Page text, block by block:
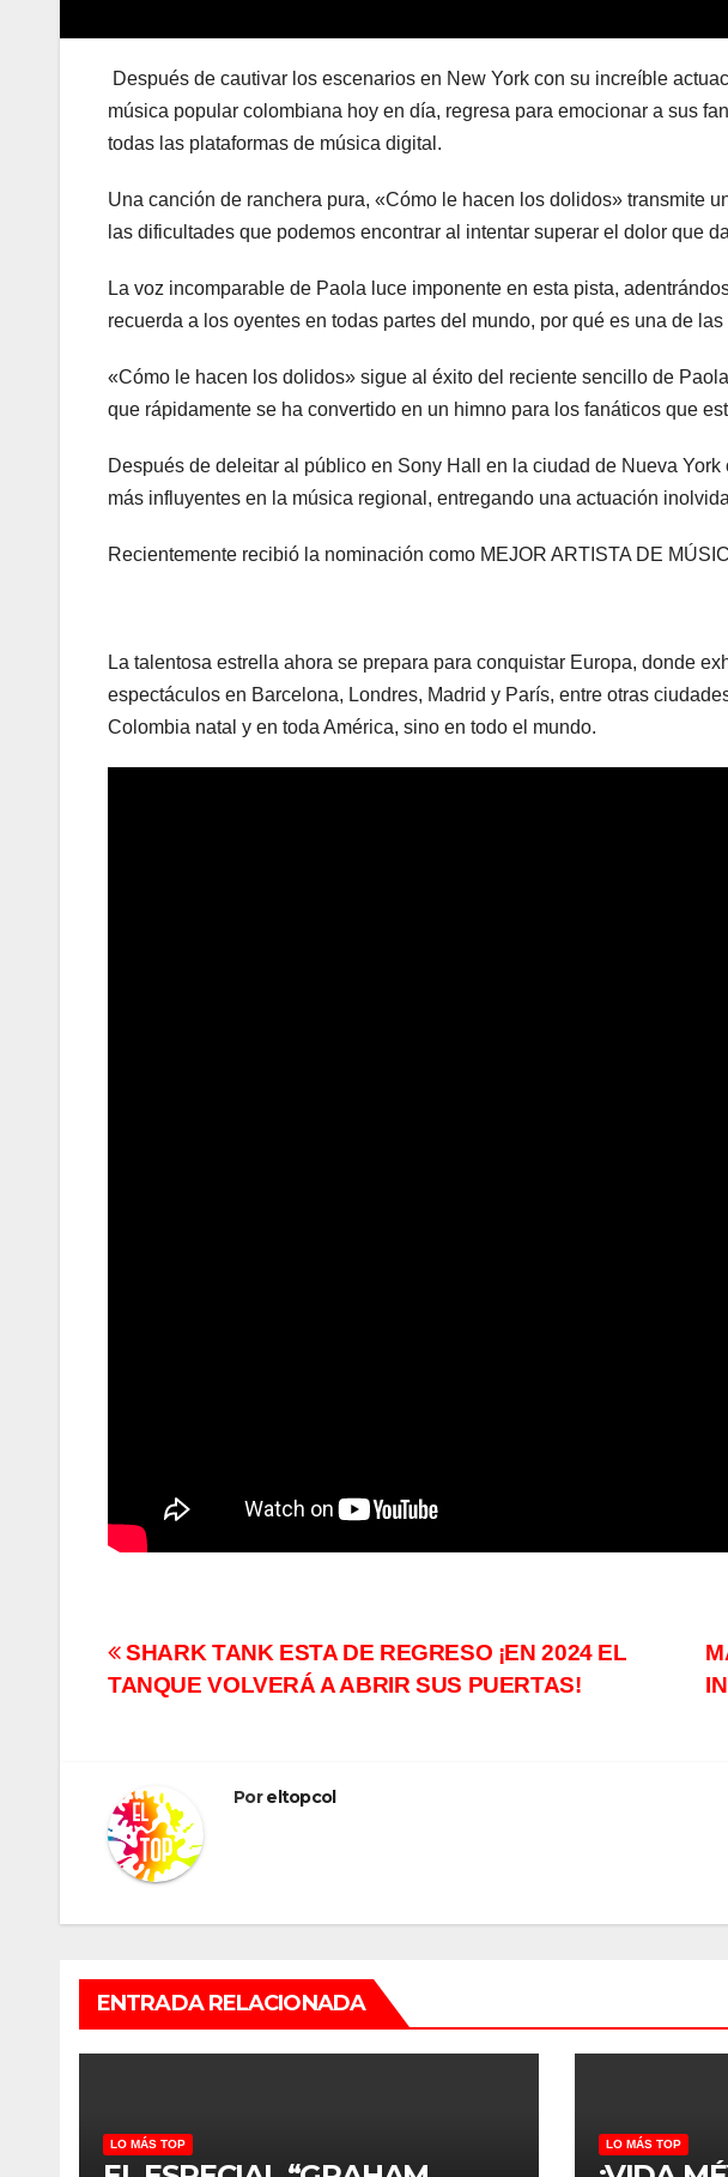
Después de cautivar los escenarios en New York con su increíble
música popular colombiana hoy en día, regresa para emocionar a sus
todas las plataformas de música digital.
Una canción de ranchera pura, «Cómo le hacen los dolidos» transmite
las dificultades que podemos encontrar al intentar superar el dolor que
La voz incomparable de Paola luce imponente en esta pista,
recuerda a los oyentes en todas partes del mundo, por qué es una de
«Cómo le hacen los dolidos» sigue al éxito del reciente sencillo de
que rápidamente se ha convertido en un himno para los fanáticos que
Después de deleitar al público en Sony Hall en la ciudad de Nueva
más influyentes en la música regional, entregando una actuación
Recientemente recibió la nominación como MEJOR ARTISTA DE
La talentosa estrella ahora se prepara para conquistar Europa, donde
espectáculos en Barcelona, Londres, Madrid y París, entre otras
Colombia natal y en toda América, sino en todo el mundo.
Navegación
SHARK TANK ESTA DE REGRESO ¡EN 2024 EL
TANQUE VOLVERÁ A ABRIR SUS PUERTAS!
Poreltopcol
ENTRADA RELACIONADA
LO MÁS TOP LO MÁS TOP